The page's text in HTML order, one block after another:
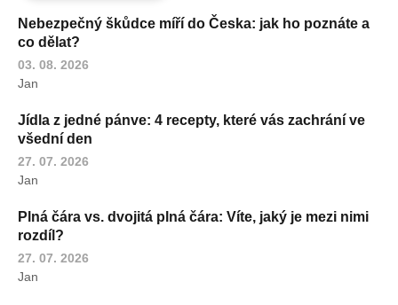
Nebezpečný škůdce míří do Česka: jak ho poznáte a
co dělat?
03. 08. 2026
Jan
Jídla z jedné pánve: 4 recepty, které vás zachrání ve
všední den
27. 07. 2026
Jan
Plná čára vs. dvojitá plná čára: Víte, jaký je mezi nimi
rozdíl?
27. 07. 2026
Jan